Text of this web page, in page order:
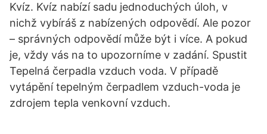
Kvíz. Kvíz nabízí sadu jednoduchých úloh, v
nichž vybíráš z nabízených odpovědí. Ale pozor
– správných odpovědí může být i více. A pokud
je, vždy vás na to upozorníme v zadání. Spustit
Tepelná čerpadla vzduch voda. V případě
vytápění tepelným čerpadlem vzduch-voda je
zdrojem tepla venkovní vzduch.